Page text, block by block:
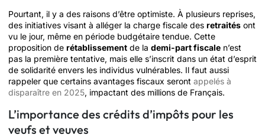
Pourtant, il y a des raisons d’être optimiste. À plusieurs reprises,
des initiatives visant à alléger la charge fiscale des retraités ont
vu le jour, même en période budgétaire tendue. Cette
proposition de rétablissement de la demi-part fiscale n’est
pas la première tentative, mais elle s’inscrit dans un état d’esprit
de solidarité envers les individus vulnérables. Il faut aussi
rappeler que certains avantages fiscaux seront appelés à
disparaître en 2025, impactant des millions de Français.
L’importance des crédits d’impôts pour les
veufs et veuves